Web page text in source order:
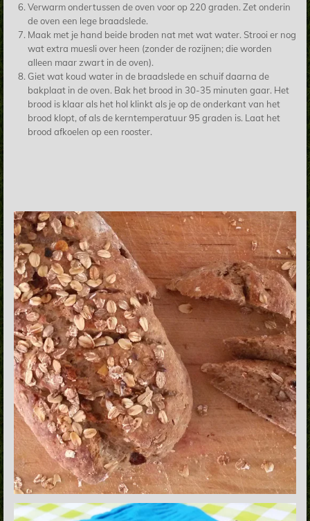
Verwarm ondertussen de oven voor op 220 graden. Zet onderin
de oven een lege braadslede.
Maak met je hand beide broden nat met wat water. Strooi er nog
wat extra muesli over heen (zonder de rozijnen; die worden
alleen maar zwart in de oven).
Giet wat koud water in de braadslede en schuif daarna de
bakplaat in de oven. Bak het brood in 30-35 minuten gaar. Het
brood is klaar als het hol klinkt als je op de onderkant van het
brood klopt, of als de kerntemperatuur 95 graden is. Laat het
brood afkoelen op een rooster.